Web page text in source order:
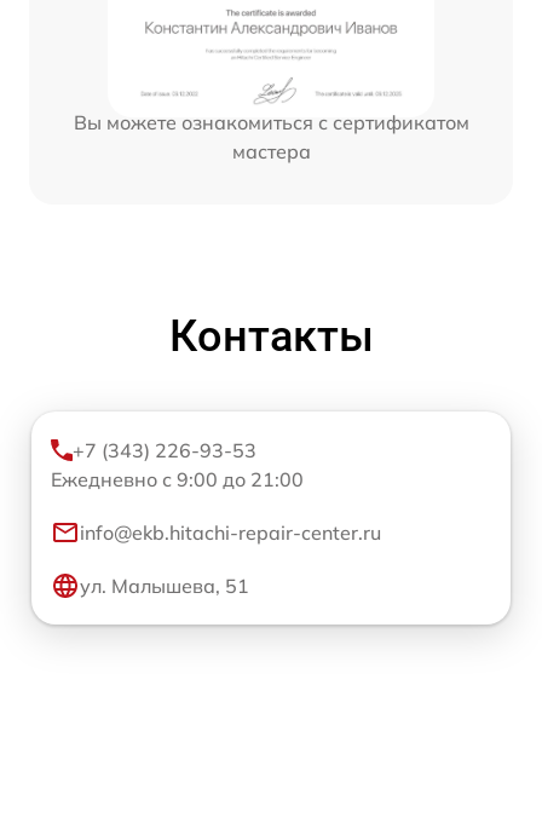
Вы можете ознакомиться с сертификатом
мастера
Контакты
+7 (343) 226-93-53
Ежедневно с 9:00 до 21:00
info@ekb.hitachi-repair-center.ru
ул. Малышева, 51